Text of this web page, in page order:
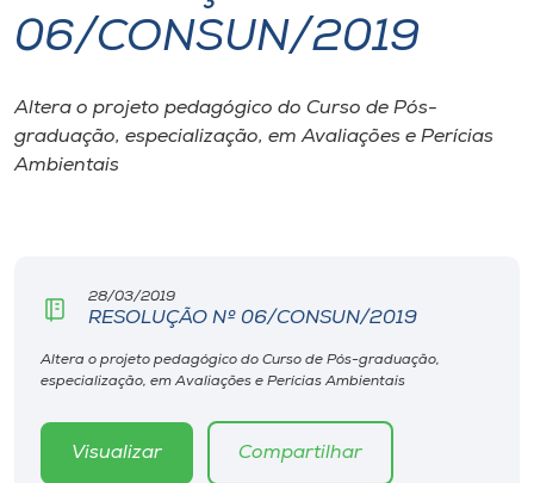
I.nova
Diplomados
Rádio
06/CONSUN/2019
Altera o projeto pedagógico do Curso de Pós-
graduação, especialização, em Avaliações e Perícias
Ambientais
28/03/2019
RESOLUÇÃO Nº 06/CONSUN/2019
Altera o projeto pedagógico do Curso de Pós-graduação,
especialização, em Avaliações e Perícias Ambientais
Visualizar Compartilhar